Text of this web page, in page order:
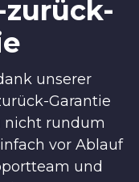
zurück-
unserer
Garantie
nicht rundum
vor Ablauf
und